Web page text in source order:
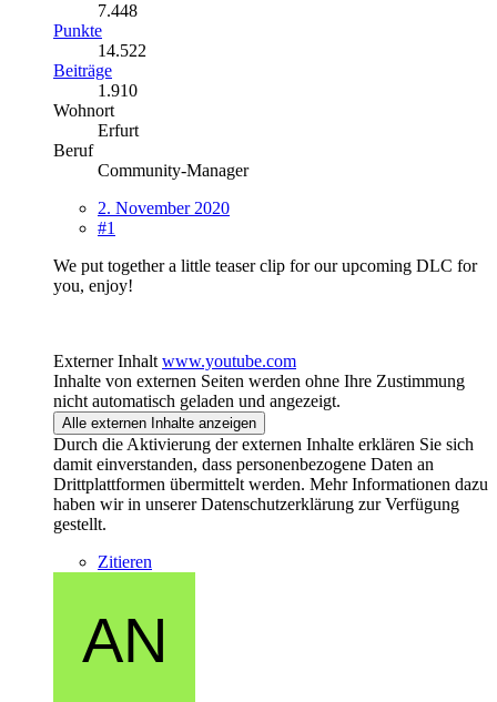
7.448
Punkte
14.522
Beiträge
1.910
Wohnort
Erfurt
Beruf
Community-Manager
2. November 2020
#1
We put together a little teaser clip for our upcoming DLC for
you, enjoy!
Externer Inhalt www.youtube.com
Inhalte von externen Seiten werden ohne Ihre Zustimmung
nicht automatisch geladen und angezeigt.
Alle externen Inhalte anzeigen
Durch die Aktivierung der externen Inhalte erklären Sie sich
damit einverstanden, dass personenbezogene Daten an
Drittplattformen übermittelt werden. Mehr Informationen dazu
haben wir in unserer Datenschutzerklärung zur Verfügung
gestellt.
Zitieren